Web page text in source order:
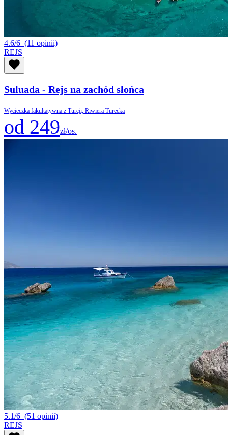
4.6/6 (11 opinii)
REJS
Suluada - Rejs na zachód słońca
Wycieczka fakultatywna z Turcji, Riwiera Turecka
od 249zł/os.
5.1/6 (51 opinii)
REJS